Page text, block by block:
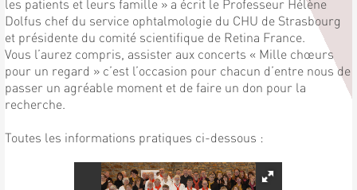
les patients et leurs famille » a écrit le Professeur Hélène
Dolfus chef du service ophtalmologie du CHU de Strasbourg
et présidente du comité scientifique de Retina France.
Vous l’aurez compris, assister aux concerts « Mille chœurs
pour un regard » c’est l’occasion pour chacun d’entre nous de
passer un agréable moment et de faire un don pour la
recherche.
Toutes les informations pratiques ci-dessous :